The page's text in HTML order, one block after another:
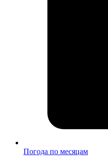
Погода по месяцам